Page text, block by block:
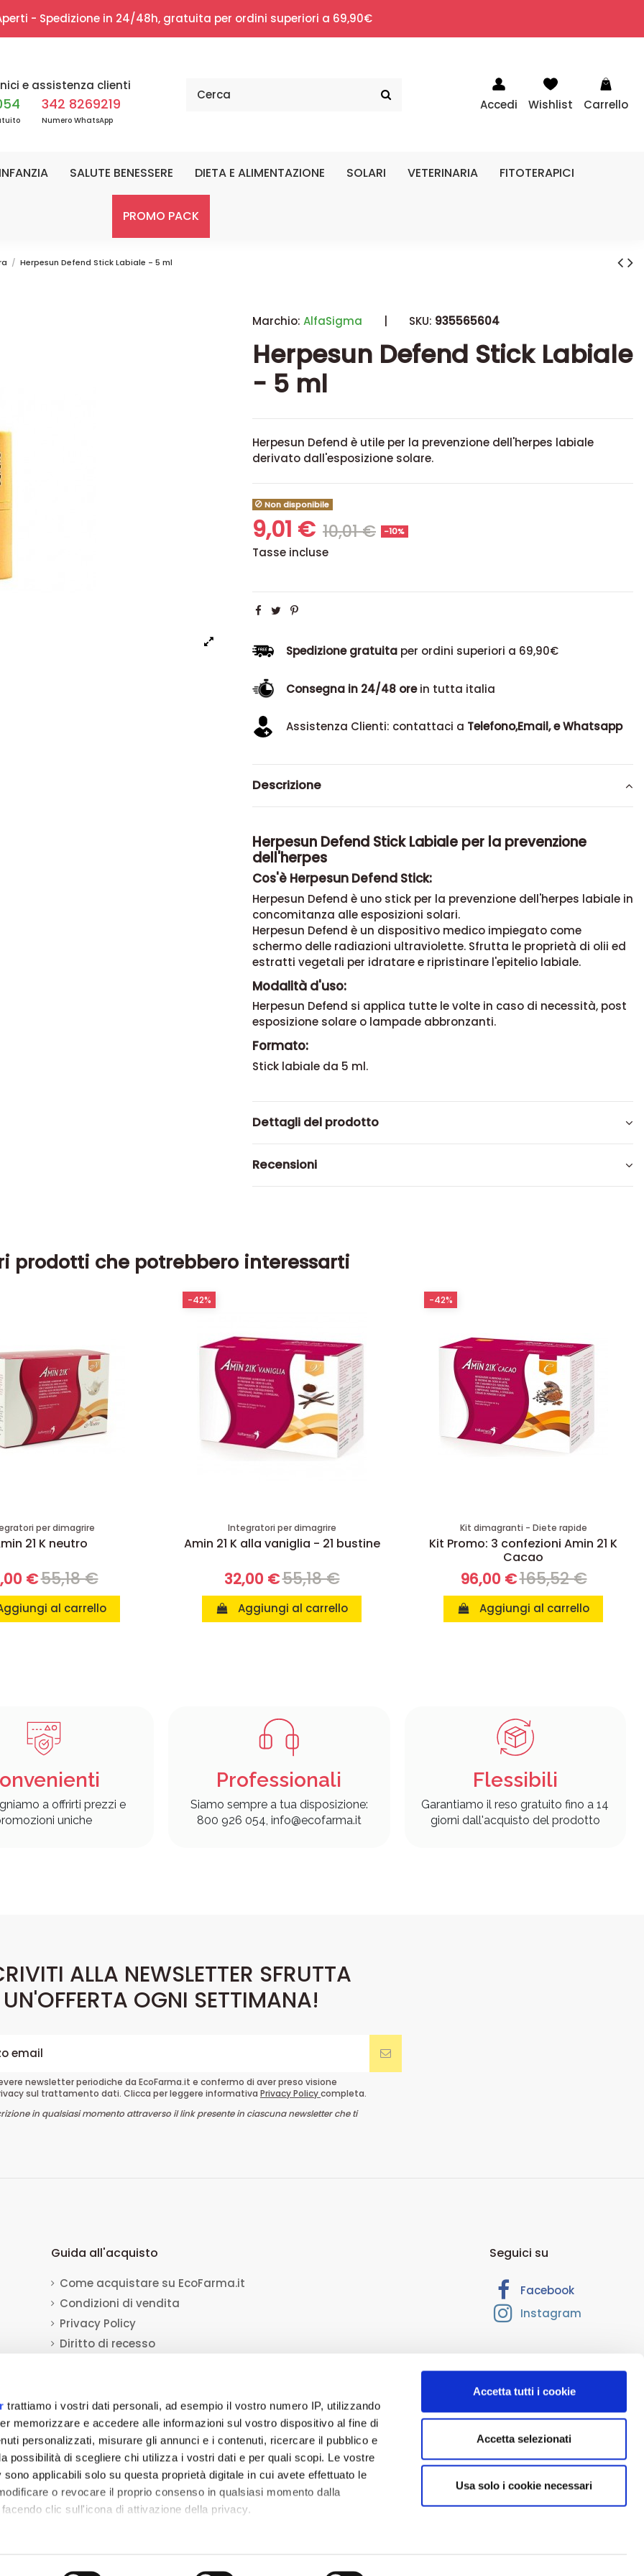
trattiamo i vostri dati personali, ad esempio il vostro numero IP, utilizzando
memorizzare e accedere alle informazioni sul vostro dispositivo al fine di
personalizzati, misurare gli annunci e i contenuti, ricercare il pubblico e
possibilità di scegliere chi utilizza i vostri dati e per quali scopi. Le vostre
applicabili solo su questa proprietà digitale in cui avete effettuato le
o revocare il proprio consenso in qualsiasi momento dalla
clic sull'icona di attivazione della privacy.
Accetta tutti i cookie
Accetta selezionati
Usa solo i cookie necessari
- Spedizione in 24/48h, gratuita per ordini superiori a 69,90€
e assistenza clienti
342 8269219
Numero WhatsApp
Accedi Wishlist Carrello
SALUTE BENESSERE DIETA E ALIMENTAZIONE SOLARI VETERINARIA FITOTERAPICI
PROMO PACK
Herpesun Defend Stick Labiale - 5 ml
Marchio: AlfaSigma | SKU: 935565604
Herpesun Defend Stick Labiale
- 5 ml
Herpesun Defend è utile per la prevenzione dell'herpes labiale
derivato dall'esposizione solare.
Non disponibile
9,01 € 10,01 € -10%
Tasse incluse
Spedizione gratuitaper ordini superiori a 69,90€
Consegna in 24/48 orein tutta italia
Assistenza Clienti: contattaci a Telefono,Email, e Whatsapp
Descrizione
Herpesun Defend Stick Labiale per la prevenzione
dell'herpes
Cos'è Herpesun Defend Stick:
Herpesun Defend è uno stick per la prevenzione dell'herpes labiale in
concomitanza alle esposizioni solari.
Herpesun Defend è un dispositivo medico impiegato come
schermo delle radiazioni ultraviolette. Sfrutta le proprietà di olii ed
estratti vegetali per idratare e ripristinare l'epitelio labiale.
Modalità d'uso:
Herpesun Defend si applica tutte le volte in caso di necessità, post
esposizione solare o lampade abbronzanti.
Formato:
Stick labiale da 5 ml.
Dettagli del prodotto
Recensioni
prodotti che potrebbero interessarti
per dimagrire
21 K neutro
€55,18 €
al carrello
Integratori per dimagrire
Amin 21 K alla vaniglia - 21 bustine
32,00 €55,18 €
Aggiungi al carrello
-42%
Kit dimagranti - Diete rapide
Kit Promo: 3 confezioni Amin 21 K
Cacao
96,00 €165,52 €
Aggiungi al carrello
-42%
a offrirti prezzi e
uniche
Professionali
Siamo sempre a tua disposizione:
800 926 054, info@ecofarma.it
Flessibili
Garantiamo il reso gratuito fino a 14
giorni dall'acquisto del prodotto
ALLA NEWSLETTER SFRUTTA
UN'OFFERTA OGNI SETTIMANA!
newsletter periodiche da EcoFarma.it e confermo di aver preso visione
sul trattamento dati. Clicca per leggere informativa Privacy Policycompleta.
in qualsiasi momento attraverso il link presente in ciascuna newsletter che ti
Guida all'acquisto
Come acquistare su EcoFarma.it
Condizioni di vendita
Privacy Policy
Diritto di recesso
Seguici su
Facebook
Instagram
Socio Unicoviale Luca Gaurico 9/11 00143Roma(RM)P.IVA12432541006REA: RM-1374205. Cap. Soc. Euro 10.000,00. Interamente versato.
dispositivi medico-diagnostici, presidi medico chirurgici, medicazioni per uso esterno, nonché tutti i contenuti del sito www.ecofarma.it
carattere né natura di pubblicità. Tutti i contenuti devono intendersi e sono di natura esclusivamente informativa e volti esclusivamente a
i prodotti venduti da ecofarma attraverso la rete. Nessun contenuto delle pagine del sito deve essere inteso come materiale pubblicitario,